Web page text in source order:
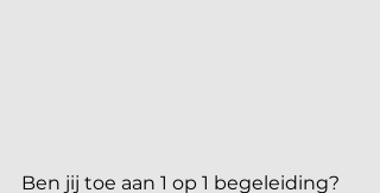
Ben jij toe aan 1 op 1 begeleiding?